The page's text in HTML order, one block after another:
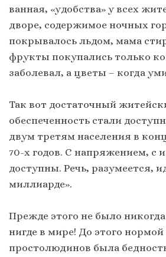
ванная, «удобства» у всех
дворе, содержимое ночных
покрывалось льдом, мама
фрукты покупались только
заболевал, а цветы – когда
Так вот достаточный
обеспеченность стали
двум третям населения в
70-х годов. С напряжением, с
доступны. Речь, разумеется,
миллиарде».
Прежде этого не было
нигде в мире! До этого
простолюдинов была